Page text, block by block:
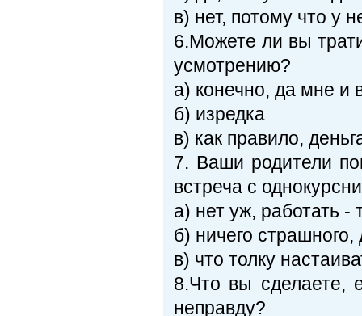
в) нет, потому что у
6.Можете ли вы
усмотрению?
a) конечно, да мне и
б) изредка
в) как правило,
7. Ваши родители
встреча с
a) нет уж, работать
б) ничего
в) что толку
8.Что вы сделаете,
неправду?